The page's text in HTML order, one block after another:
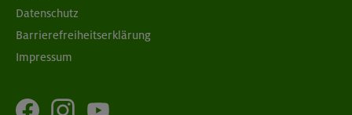
Datenschutz
Barrierefreiheitserklärung
Impressum